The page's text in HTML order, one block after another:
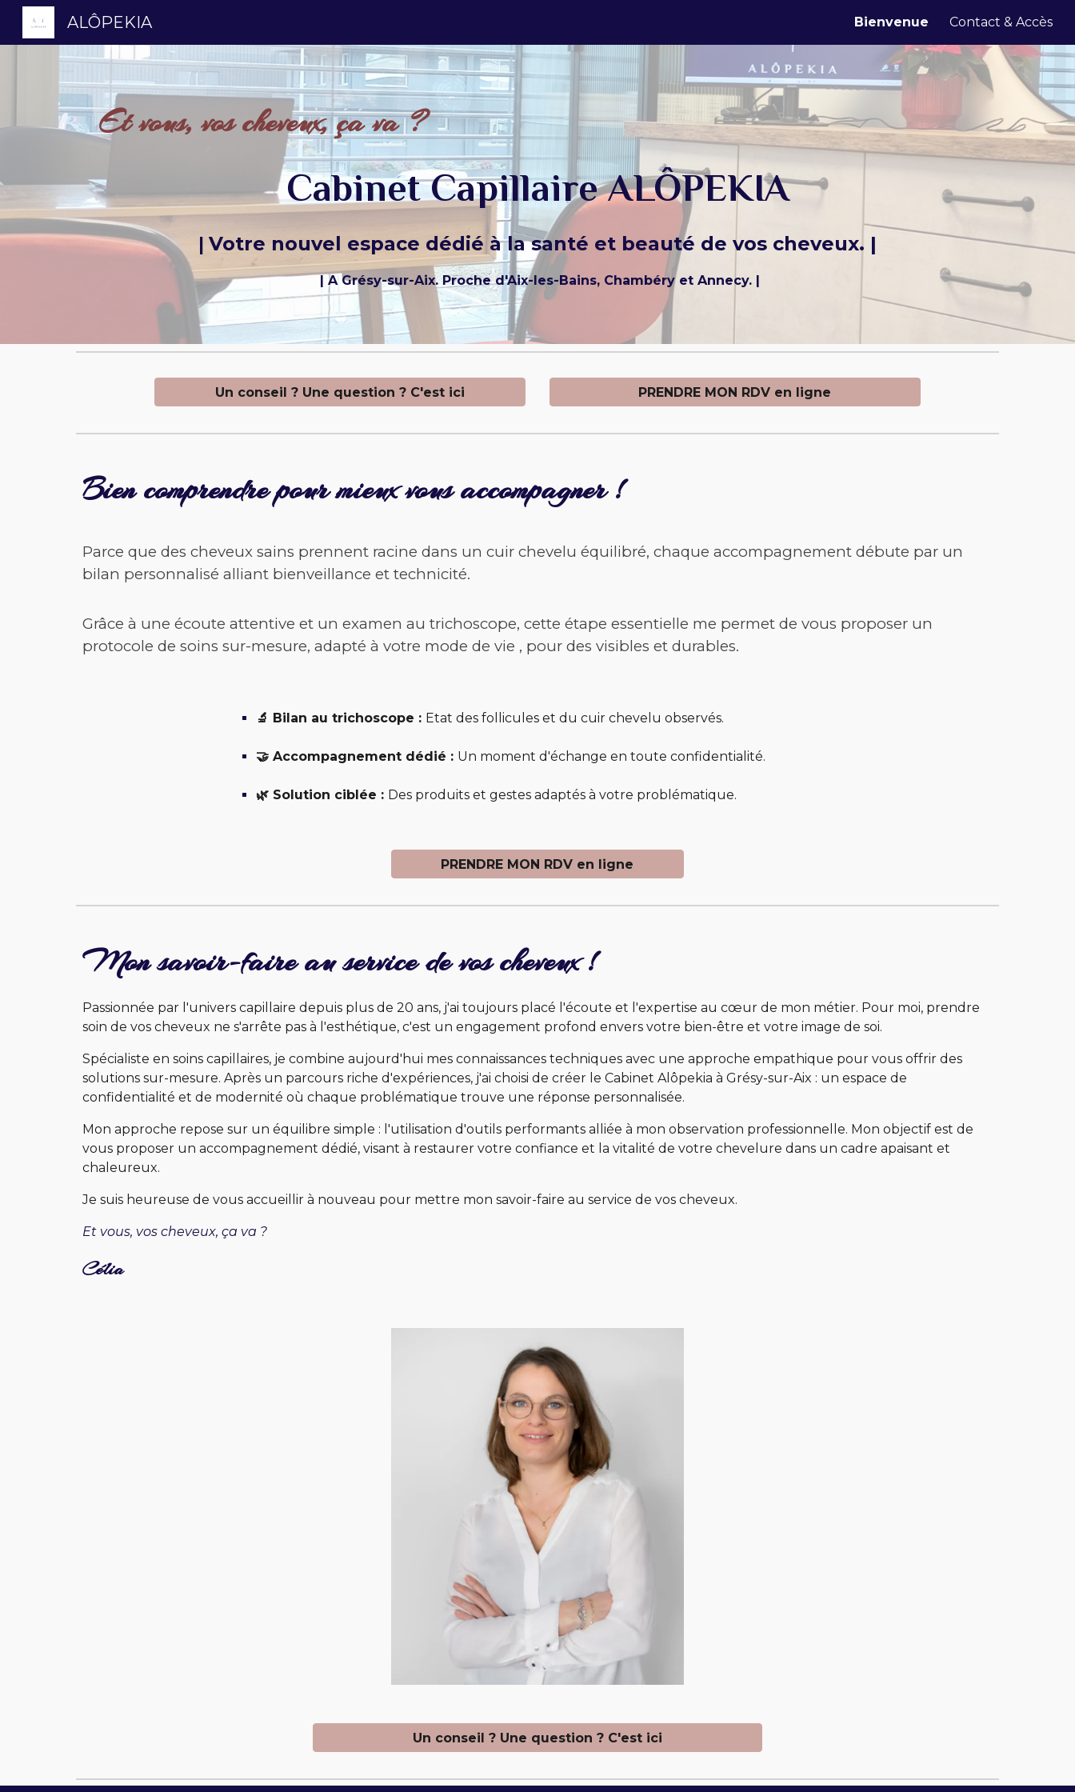
ALÔPEKIA Bienvenue Contact & Accès
Et vous, vos cheveux, ça va ?
Cabinet Capillaire ALÔPEKIA
| Votre nouvel espace dédié à la santé et beauté de vos cheveux. |
| A Grésy-sur-Aix. Proche d'Aix-les-Bains, Chambéry et Annecy. |
Un conseil ? Une question ? C'est ici PRENDRE MON RDV en ligne
Bien comprendre pour mieux vous accompagner !
Parce que des cheveux sains prennent racine dans un cuir chevelu équilibré, chaque accompagnement débute par un
bilan personnalisé alliant bienveillance et technicité.
Grâce à une écoute attentive et un examen au trichoscope, cette étape essentielle me permet de vous proposer un
protocole de soins sur-mesure, adapté à votre mode de vie , pour des visibles et durables.
🔬 Bilan au trichoscope : Etat des follicules et du cuir chevelu observés.
🤝 Accompagnement dédié : Un moment d'échange en toute confidentialité.
🌿 Solution ciblée : Des produits et gestes adaptés à votre problématique.
PRENDRE MON RDV en ligne
Mon savoir-faire au service de vos cheveux !
Passionnée par l'univers capillaire depuis plus de 20 ans, j'ai toujours placé l'écoute et l'expertise au cœur de mon métier. Pour moi, prendre
soin de vos cheveux ne s'arrête pas à l'esthétique, c'est un engagement profond envers votre bien-être et votre image de soi.
Spécialiste en soins capillaires, je combine aujourd'hui mes connaissances techniques avec une approche empathique pour vous offrir des
solutions sur-mesure. Après un parcours riche d'expériences, j'ai choisi de créer le Cabinet Alôpekia à Grésy-sur-Aix : un espace de
confidentialité et de modernité où chaque problématique trouve une réponse personnalisée.
Mon approche repose sur un équilibre simple : l'utilisation d'outils performants alliée à mon observation professionnelle. Mon objectif est de
vous proposer un accompagnement dédié, visant à restaurer votre confiance et la vitalité de votre chevelure dans un cadre apaisant et
chaleureux.
Je suis heureuse de vous accueillir à nouveau pour mettre mon savoir-faire au service de vos cheveux.
Et vous, vos cheveux, ça va ?
Célia
Un conseil ? Une question ? C'est ici